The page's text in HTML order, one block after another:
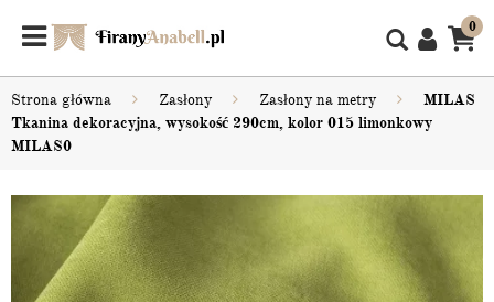
0
Strona główna Zasłony Zasłony na metry
MILAS
Tkanina dekoracyjna, wysokość 290cm, kolor 015 limonkowy
MILAS0